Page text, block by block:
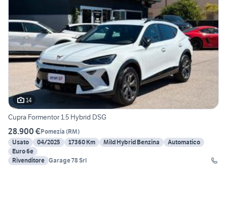
14
Cupra Formentor 1.5 Hybrid DSG
28.900 €Pomezia (RM)
Usato
04/2025 17360 Km Mild Hybrid Benzina
Automatico
Euro 6e
Rivenditore Garage 78 Srl